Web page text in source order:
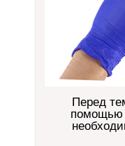
Перед
помощью